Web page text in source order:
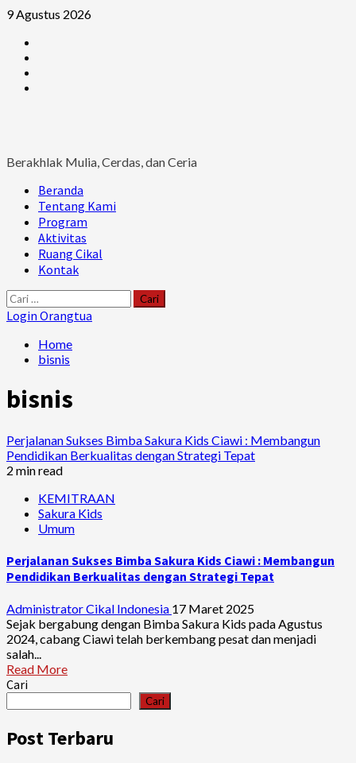
Skip
content
9 Agustus 2026
Berakhlak Mulia, Cerdas, dan Ceria
Primary
Menu
Beranda
Tentang Kami
Program
Aktivitas
Ruang Cikal
Kontak
Cari
untuk:
Login Orangtua
Home
bisnis
bisnis
Perjalanan Sukses Bimba Sakura Kids Ciawi : Membangun
Pendidikan Berkualitas dengan Strategi Tepat
2 min read
KEMITRAAN
Sakura Kids
Umum
Perjalanan Sukses Bimba Sakura Kids Ciawi : Membangun
Pendidikan Berkualitas dengan Strategi Tepat
Administrator Cikal Indonesia 17 Maret 2025
Sejak bergabung dengan Bimba Sakura Kids pada Agustus
2024, cabang Ciawi telah berkembang pesat dan menjadi
salah...
Read More
Cari
Cari
Post Terbaru